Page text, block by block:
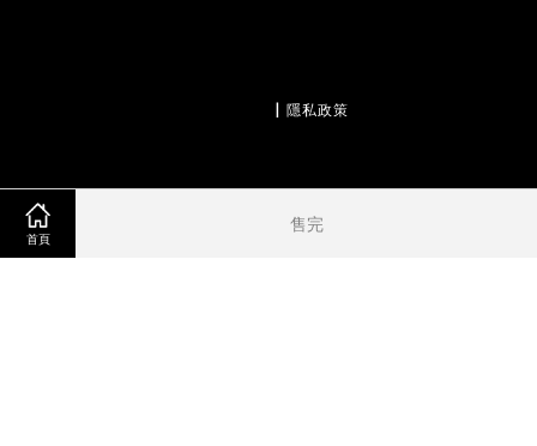
首頁
售完
隱私政策
退款政策